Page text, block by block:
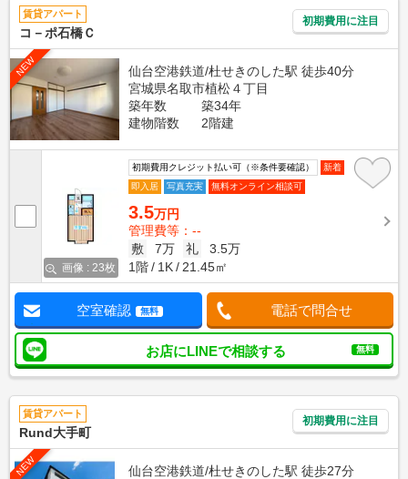
賃貸アパート
コ－ポ石橋Ｃ
初期費用に注目
NEW
仙台空港鉄道/杜せきのした駅 徒歩40分
宮城県名取市植松４丁目
築年数
築34年
建物階数
2階建
画像 : 23枚
初期費用クレジット払い可（※条件要確認）
新着
即入居
写真充実 無料オンライン相談可
3.5万円
管理費等：--
敷
7万 礼
3.5万
1階
1K 21.45㎡
空室確認 無料 電話で問合せ
お店にLINEで相談する 無料
賃貸アパート
Rund大手町
初期費用に注目
NEW
仙台空港鉄道/杜せきのした駅 徒歩27分